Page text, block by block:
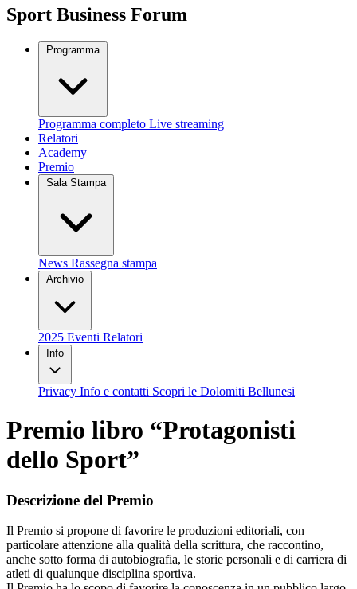
Sport Business Forum
Programma
Programma completo Live streaming
Relatori
Academy
Premio
Sala Stampa
News Rassegna stampa
Archivio
2025 Eventi Relatori
Info
Privacy Info e contatti Scopri le Dolomiti Bellunesi
Premio libro “Protagonisti
dello Sport”
Descrizione del Premio
Il Premio si propone di favorire le produzioni editoriali, con
particolare attenzione alla qualità della scrittura, che raccontino,
anche sotto forma di autobiografia, le storie personali e di carriera di
atleti di qualunque disciplina sportiva.